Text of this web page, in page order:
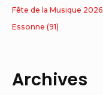
Fête de la Musique
Essonne (91)
Archives